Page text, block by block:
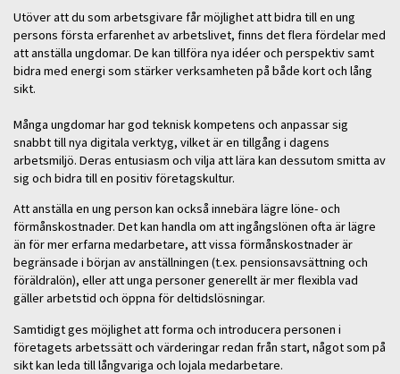
Utöver att du som arbetsgivare får möjlighet att bidra till en ung
persons första erfarenhet av arbetslivet, finns det flera fördelar med
att anställa ungdomar. De kan tillföra nya idéer och perspektiv samt
bidra med energi som stärker verksamheten på både kort och lång
sikt.
Många ungdomar har god teknisk kompetens och anpassar sig
snabbt till nya digitala verktyg, vilket är en tillgång i dagens
arbetsmiljö. Deras entusiasm och vilja att lära kan dessutom smitta av
sig och bidra till en positiv företagskultur.
Att anställa en ung person kan också innebära lägre löne- och
förmånskostnader. Det kan handla om att ingångslönen ofta är lägre
än för mer erfarna medarbetare, att vissa förmånskostnader är
begränsade i början av anställningen (t.ex. pensionsavsättning och
föräldralön), eller att unga personer generellt är mer flexibla vad
gäller arbetstid och öppna för deltidslösningar.
Samtidigt ges möjlighet att forma och introducera personen i
företagets arbetssätt och värderingar redan från start, något som på
sikt kan leda till långvariga och lojala medarbetare.